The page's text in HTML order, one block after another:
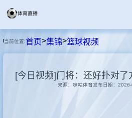
足球
当前位置:首页>集锦>篮球视频
[今日视频]门将：还好扑对了
来源：咪咕体育发布日期：